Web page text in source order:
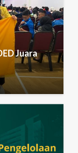
Juara